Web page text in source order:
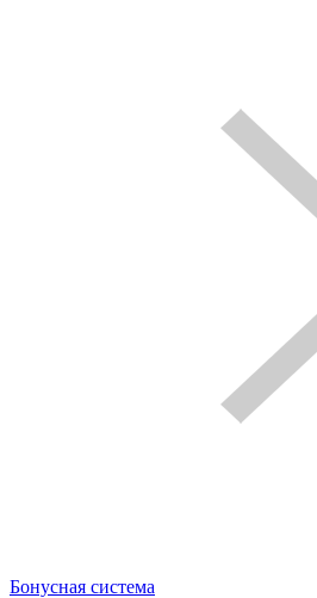
Бонусная система